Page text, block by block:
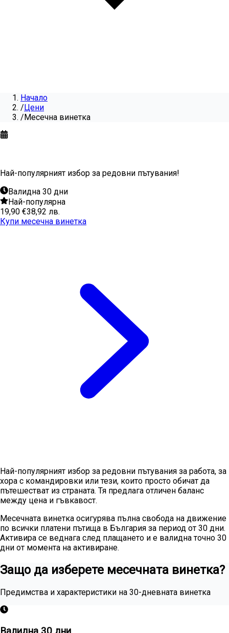
Начало
/Цени
/Месечна винетка
Най-популярният избор за редовни пътувания!
Валидна 30 дни
Най-популярна
19,90 €38,92 лв.
Купи месечна винетка
Най-популярният избор за редовни пътувания за работа, за
хора с командировки или тези, които просто обичат да
пътешестват из страната. Тя предлага отличен баланс
между цена и гъвкавост.
Месечната винетка осигурява пълна свобода на движение
по всички платени пътища в България за период от 30 дни.
Активира се веднага след плащането и е валидна точно 30
дни от момента на активиране.
Защо да изберете месечната винетка?
Предимства и характеристики на 30-дневната винетка
Валидна 30 дни